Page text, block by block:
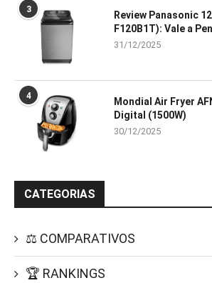
3
Review Panasonic
F120B1T): Vale a
31/12/2025
4
Mondial Air Fryer
Digital (1500W)
30/12/2025
CATEGORIAS
⚖️ COMPARATIVOS
🏆 RANKINGS